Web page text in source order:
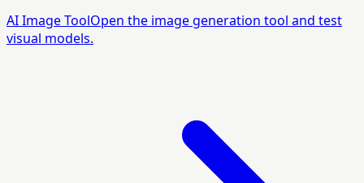
AI Image ToolOpen the image generation tool and test
visual models.